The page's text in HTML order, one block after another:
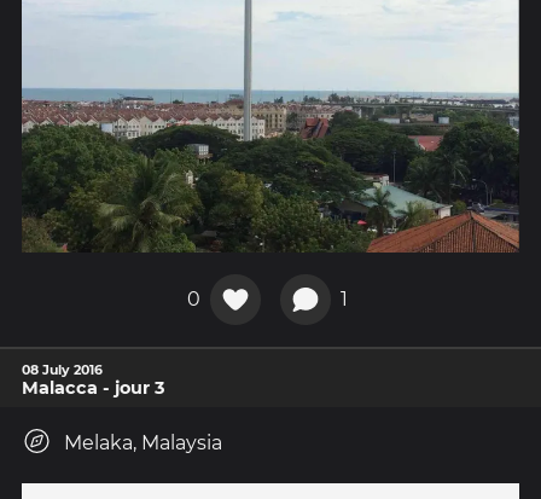
0 1
08 July 2016
Malacca - jour 3
Melaka, Malaysia